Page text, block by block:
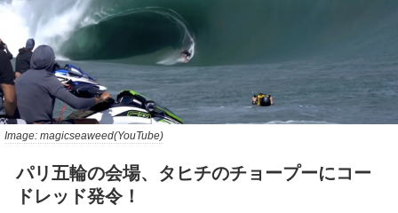
Image: magicseaweed(YouTube)
パリ五輪の会場、タヒチのチョープーにコー
ドレッド発令！
S.ONE ショート＆ロング開幕戦・現地リポート（高
橋みなと）
ニュース
製品情報
特集